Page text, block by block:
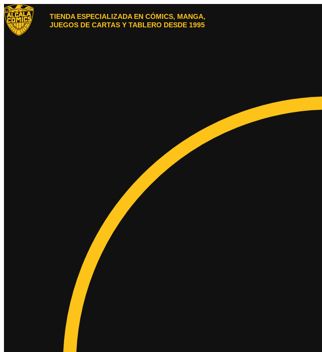
Ir
al
contenido
TIENDA ESPECIALIZADA EN CÓMICS, MANGA,
JUEGOS DE CARTAS Y TABLERO DESDE 1995